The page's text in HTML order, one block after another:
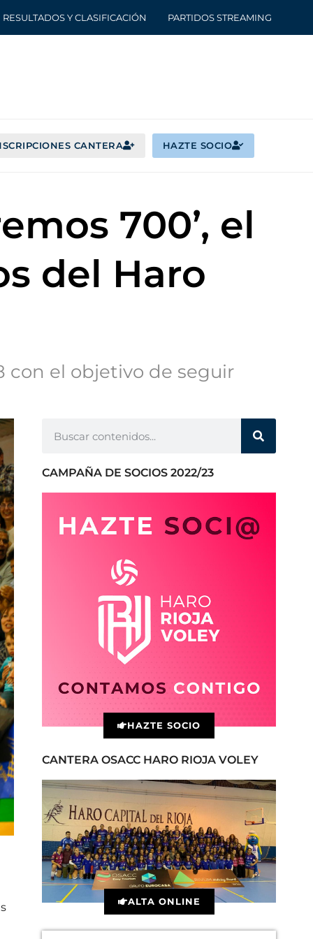
RESULTADOS Y CLASIFICACIÓN PARTIDOS STREAMING
CANTERA HAZTE SOCIO
700’, el
del Haro
con el objetivo de seguir
CAMPAÑA DE SOCIOS 2022/23
HAZTE SOCIO
CANTERA OSACC HARO RIOJA VOLEY
ALTA ONLINE